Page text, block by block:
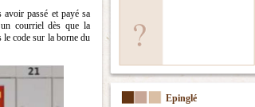
Epinglé
passé et payé sa
courriel dès que la
le code sur la borne du